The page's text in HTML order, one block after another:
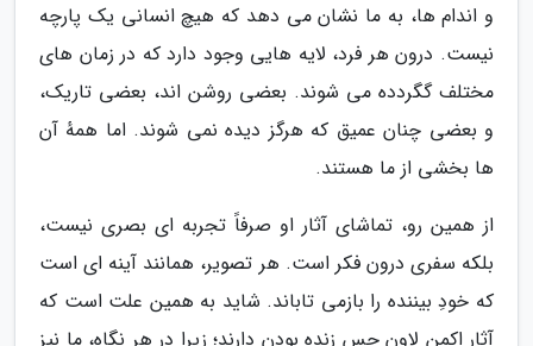
و اندام ها، به ما نشان می دهد که هیچ انسانی یک پارچه
نیست. درون هر فرد، لایه هایی وجود دارد که در زمان های
مختلف گگردده می شوند. بعضی روشن اند، بعضی تاریک،
و بعضی چنان عمیق که هرگز دیده نمی شوند. اما همهٔ آن
ها بخشی از ما هستند.
از همین رو، تماشای آثار او صرفاً تجربه ای بصری نیست،
بلکه سفری درون فکر است. هر تصویر، همانند آینه ای است
که خودِ بیننده را بازمی تاباند. شاید به همین علت است که
آثار اکمن لاون حس زنده بودن دارند؛ زیرا در هر نگاه، ما نیز